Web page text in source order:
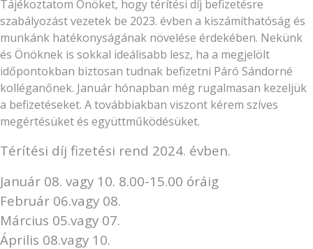
Tájékoztatom Önöket, hogy térítési díj befizetésre
szabályozást vezetek be 2023. évben a kiszámíthatóság és
munkánk hatékonyságának növelése érdekében. Nekünk
és Önöknek is sokkal ideálisabb lesz, ha a megjelölt
időpontokban biztosan tudnak befizetni Páró Sándorné
kolléganőnek. Január hónapban még rugalmasan kezeljük
a befizetéseket. A továbbiakban viszont kérem szíves
megértésüket és együttműködésüket.
Térítési díj fizetési rend 2024. évben.
Január 08. vagy 10. 8.00-15.00 óráig
Február 06.vagy 08.
Március 05.vagy 07.
Április 08.vagy 10.